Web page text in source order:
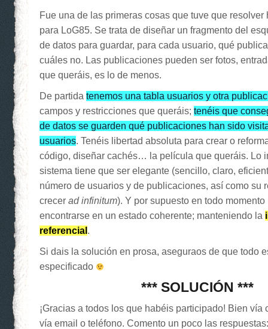
Fue una de las primeras cosas que tuve que
para LoG85. Se trata de diseñar un fragmento del
de datos para guardar, para cada usuario, qué
cuáles no. Las publicaciones pueden ser fotos,
que queráis, es lo de menos.
De partida tenemos una tabla usuarios y otra
campos y restricciones que queráis; tenéis que
de datos se guarden qué publicaciones han sido
usuarios. Tenéis libertad absoluta para crear o
código, diseñar cachés… la película que queráis. Lo
sistema tiene que ser elegante (sencillo, claro,
número de usuarios y de publicaciones, así como su
crecer ad infinitum). Y por supuesto en todo momento
encontrarse en un estado coherente; manteniendo la
referencial .
Si dais la solución en prosa, aseguraos de que todo
especificado
*** SOLUCIÓN ***
¡Gracias a todos los que habéis participado! Bien vía
vía email o teléfono. Comento un poco las respuestas: